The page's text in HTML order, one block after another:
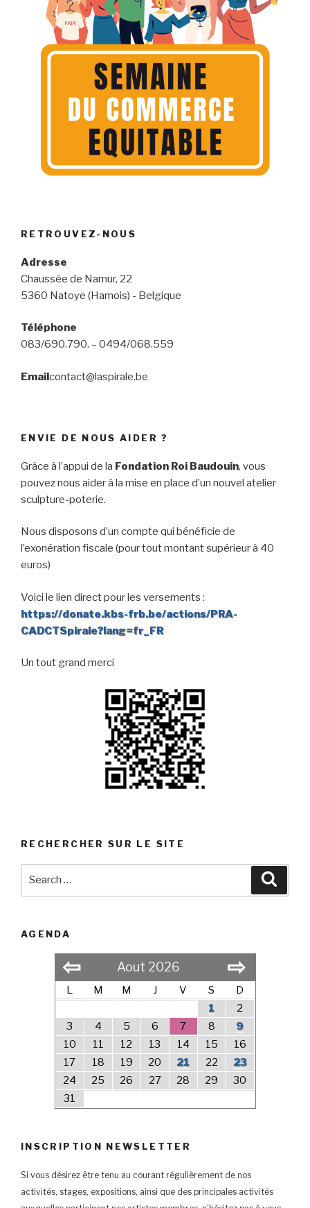
RETROUVEZ-NOUS
Adresse
Chaussée de Namur, 22
5360 Natoye (Hamois) - Belgique
Téléphone
083/690.790. – 0494/068.559
Emailcontact@laspirale.be
ENVIE DE NOUS AIDER ?
Grâce à l’appui de la Fondation Roi Baudouin, vous
pouvez nous aider à la mise en place d’un nouvel atelier
sculpture-poterie.
Nous disposons d’un compte qui bénéficie de
l’exonération fiscale (pour tout montant supérieur à 40
euros)
Voici le lien direct pour les versements :
https://donate.kbs-frb.be/actions/PRA-
CADCTSpirale?lang=fr_FR
Un tout grand merci
RECHERCHER SUR LE SITE
AGENDA
⇦ Aout 2026 ⇨
L M M J V S
D
1
2
3
4 5 6 7 8
9
10
11 12 13 14 15
16
17
18 19 20 21 22
23
24
25 26 27 28 29
30
31
INSCRIPTION NEWSLETTER
Si vous désirez être tenu au courant régulièrement de nos
activités, stages, expositions, ainsi que des principales activités